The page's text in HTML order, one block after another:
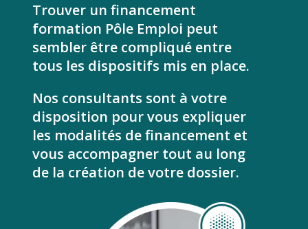
Trouver un financement
formation Pôle Emploi peut
sembler être compliqué entre
tous les dispositifs mis en place.
Nos consultants sont à votre
disposition pour vous expliquer
les modalités de financement et
vous accompagner tout au long
de la création de votre dossier.